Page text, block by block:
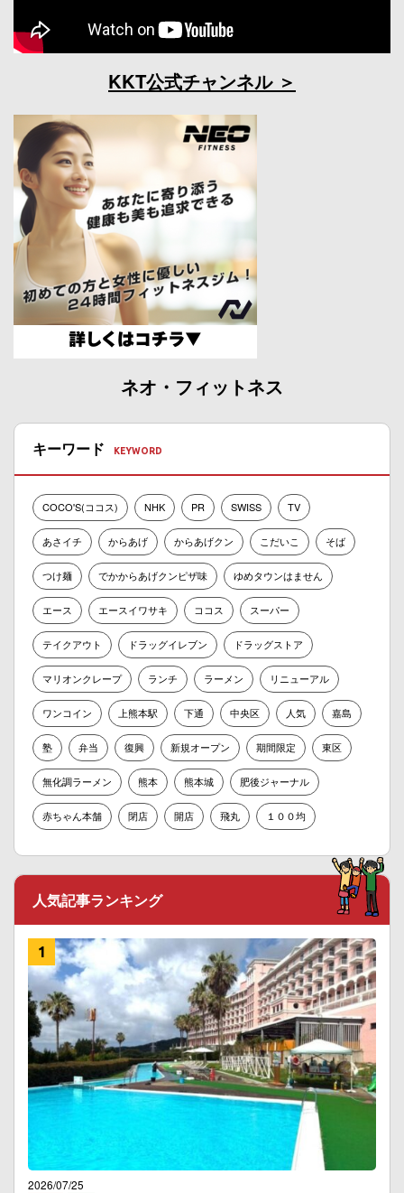
KKT公式チャンネル
ネオ・フィットネス
キーワード
COCO'S(ココス) NHK PR SWISS TV
あさイチ からあげ からあげクン こだいこ そば
つけ麺 でかからあげクンピザ味 ゆめタウンはません
エース エースイワサキ ココス スーパー
テイクアウト ドラッグイレブン ドラッグストア
マリオンクレープ ランチ ラーメン リニューアル
ワンコイン 上熊本駅 下通 中央区 人気 嘉島
塾 弁当 復興 新規オープン 期間限定 東区
無化調ラーメン 熊本 熊本城 肥後ジャーナル
赤ちゃん本舗 閉店 開店 飛丸 １００均
人気記事ランキング
2026/07/25